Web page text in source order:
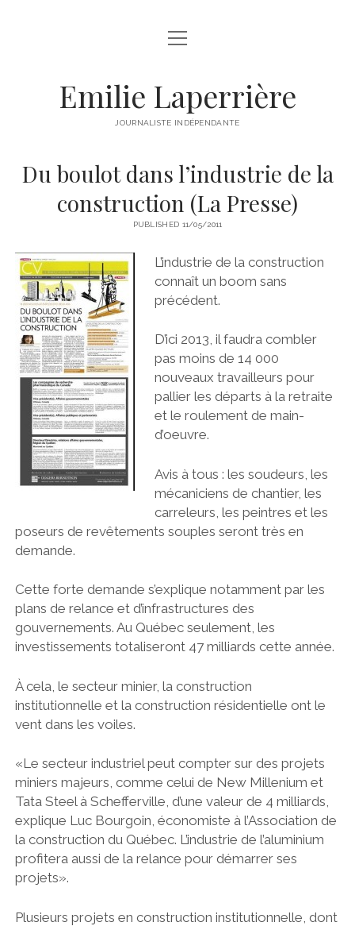
À PROPOS
twitterfacebook
instagram
linkedinemail
open
menu
Emilie Laperrière
JOURNALISTE INDÉPENDANTE
Du boulot dans l’industrie de la
construction (La Presse)
PUBLISHED 11/05/2011
L’industrie de la construction
connaît un boom sans
précédent.
D’ici 2013, il faudra combler
pas moins de 14 000
nouveaux travailleurs pour
pallier les départs à la retraite
et le roulement de main-
d’oeuvre.
Avis à tous : les soudeurs, les
mécaniciens de chantier, les
carreleurs, les peintres et les
poseurs de revêtements souples seront très en
demande.
Cette forte demande s’explique notamment par les
plans de relance et d’infrastructures des
gouvernements. Au Québec seulement, les
investissements totaliseront 47 milliards cette année.
À cela, le secteur minier, la construction
institutionnelle et la construction résidentielle ont le
vent dans les voiles.
«Le secteur industriel peut compter sur des projets
miniers majeurs, comme celui de New Millenium et
Tata Steel à Schefferville, d’une valeur de 4 milliards,
explique Luc Bourgoin, économiste à l’Association de
la construction du Québec. L’industrie de l’aluminium
profitera aussi de la relance pour démarrer ses
projets».
Plusieurs projets en construction institutionnelle, dont